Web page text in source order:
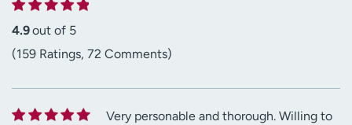
4.9out of 5
(159 Ratings, 72 Comments)
Very personable and thorough. Willing to